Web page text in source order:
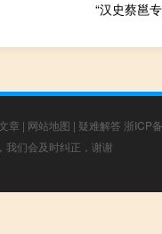
“汉史蔡邕
章 | 网站地图 | 疑难解答 浙ICP
我们会及时纠正，谢谢